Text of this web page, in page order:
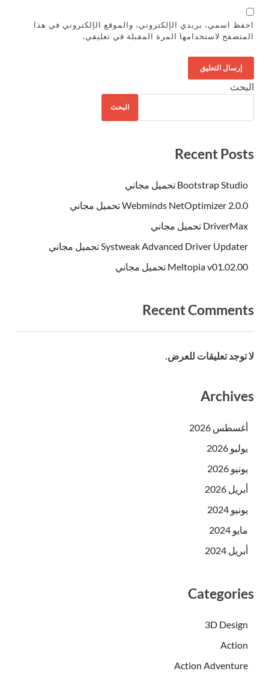
احفظ اسمي، بريدي الإلكتروني، والموقع الإلكتروني في هذا
المتصفح لاستخدامها المرة المقبلة في تعليقي.
البحث
البحث
Recent Posts
Bootstrap Studio تحميل مجاني
Webminds NetOptimizer 2.0.0 تحميل مجاني
DriverMax تحميل مجاني
Systweak Advanced Driver Updater تحميل مجاني
Meltopia v01.02.00 تحميل مجاني
Recent Comments
لا توجد تعليقات للعرض.
Archives
أغسطس 2026
يوليو 2026
يونيو 2026
أبريل 2026
يونيو 2024
مايو 2024
أبريل 2024
Categories
3D Design
Action
Action Adventure